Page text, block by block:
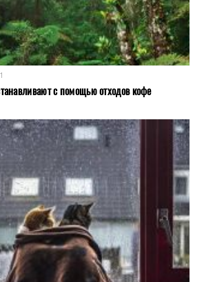
с помощью отходов кофе